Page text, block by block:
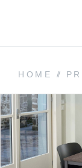
HOME //